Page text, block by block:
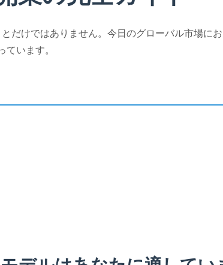
だけではありません。今日のグローバル市場に
ています。